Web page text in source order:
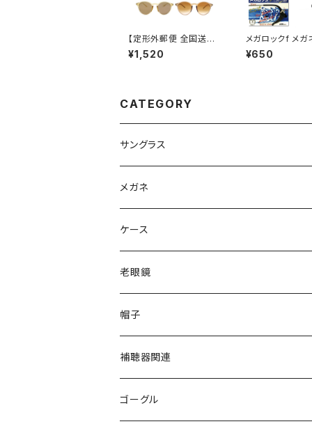
【定形外郵便 全国送料
無料】 サングラス ボスト
ン 63882803 ユニセ
男性 女性 丸サングラス
¥1,520
メガロックf メガ
プル 調整 アジャ
眼鏡 ずり 落ち
¥650
CATEGORY
サングラス
Ray-Ban レイバン
gucci グッチ
VivienneWestwood ヴィヴィアン
PAGE BOY ページボーイ
フルラ FURLA
トムフォード TOM FORD
メガネ
Ray-Ban レイバン
gucci グッチ
VivienneWestwood ヴィヴィアン
FURLA フルラ
トムフォード TOM FORD
ケース
老眼鏡
エッシェンバッハ Eschenbach
PORSCHE DESIGN ポルシェデザイン
ルーペ
帽子
補聴器関連
ゴーグル